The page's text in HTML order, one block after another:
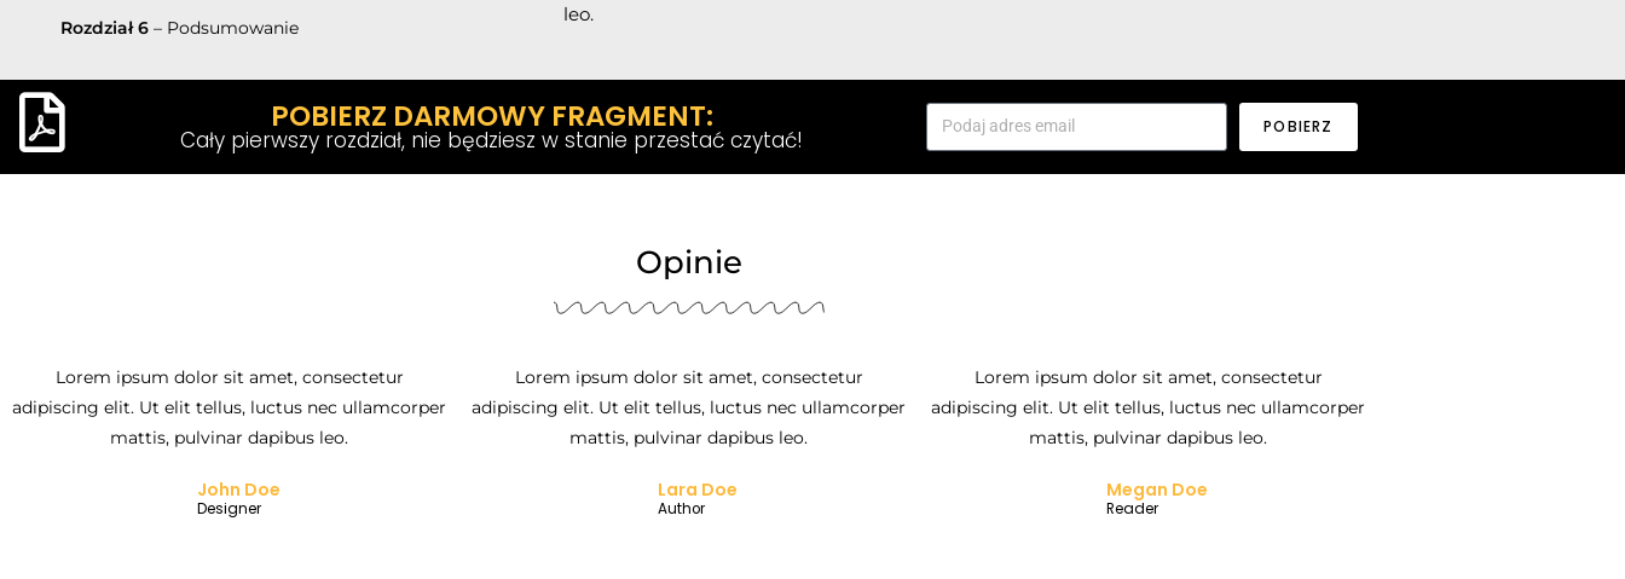
Rozdział6 – Podsumowanie
leo.
POBIERZ DARMOWY FRAGMENT:
Cały pierwszy rozdział, nie będziesz w stanie przestać czytać! POBIERZ
Opinie
Lorem ipsum dolor sit amet, consectetur
adipiscing elit. Ut elit tellus, luctus nec ullamcorper
mattis, pulvinar dapibus leo.
John Doe
Designer
Lorem ipsum dolor sit amet, consectetur
adipiscing elit. Ut elit tellus, luctus nec ullamcorper
mattis, pulvinar dapibus leo.
Lara Doe
Author
Lorem ipsum dolor sit amet, consectetur
adipiscing elit. Ut elit tellus, luctus nec ullamcorper
mattis, pulvinar dapibus leo.
Megan Doe
Reader